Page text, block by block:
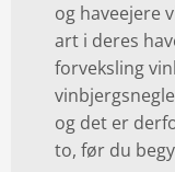
og haveejere
art i deres
forveksling
og det er
to, før du